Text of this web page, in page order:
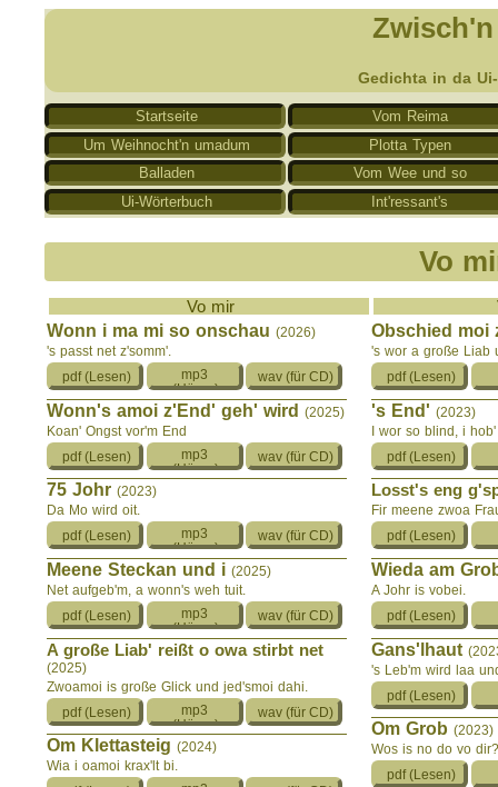
Gedichta in da
Startseite
Vom Reima
Um Weihnocht'n umadum
Plotta Typen
Balladen
Vom Wee und so
Ui-Wörterbuch
Int'ressant's
Vo
Vo mir
Wonn i ma mi so onschau (2026)
's passt net z'somm'.
Wonn's amoi z'End' geh' wird (2025)
Koan' Ongst vor'm End
75 Johr (2023)
Da Mo wird oit.
Meene Steckan und i (2025)
Net aufgeb'm, a wonn's weh tuit.
A große Liab' reißt o owa stirbt net
(2025)
Zwoamoi is große Glick und jed'smoi dahi.
Om Klettasteig (2024)
Wia i oamoi krax'lt bi.
Obschied moi
's wor a große Liab
's End' (2023)
I wor so blind, i
Losst's eng
Fir meene zwoa
Wieda am
A Johr is vobei.
Gans'lhaut
's Leb'm wird laa
Om Grob (2023)
Wos is no do vo dir?